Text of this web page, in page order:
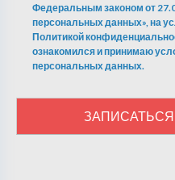
Федеральным законом от
персональных данных», на
Политикой
ознакомился и принимаю
персональных данных.